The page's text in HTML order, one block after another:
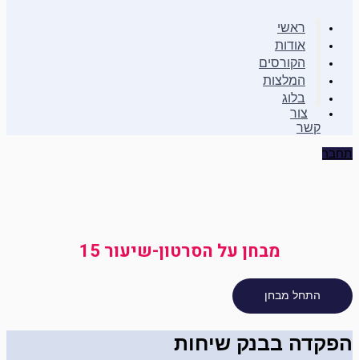
ראשי
אודות
הקורסים
המלצות
בלוג
צור
קשר
התחבר
מבחן על הסרטון-שיעור 15
הפקדה בבנק שיחות